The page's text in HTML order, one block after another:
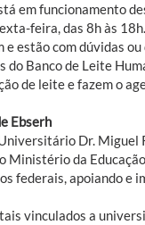
em funcionamento
feira, das 8h às
e estão com dúvidas
do Banco de Leite
de leite e fazem o
Ebserh
Dr. Miguel
Ministério da
federais, apoiando e
vinculados a